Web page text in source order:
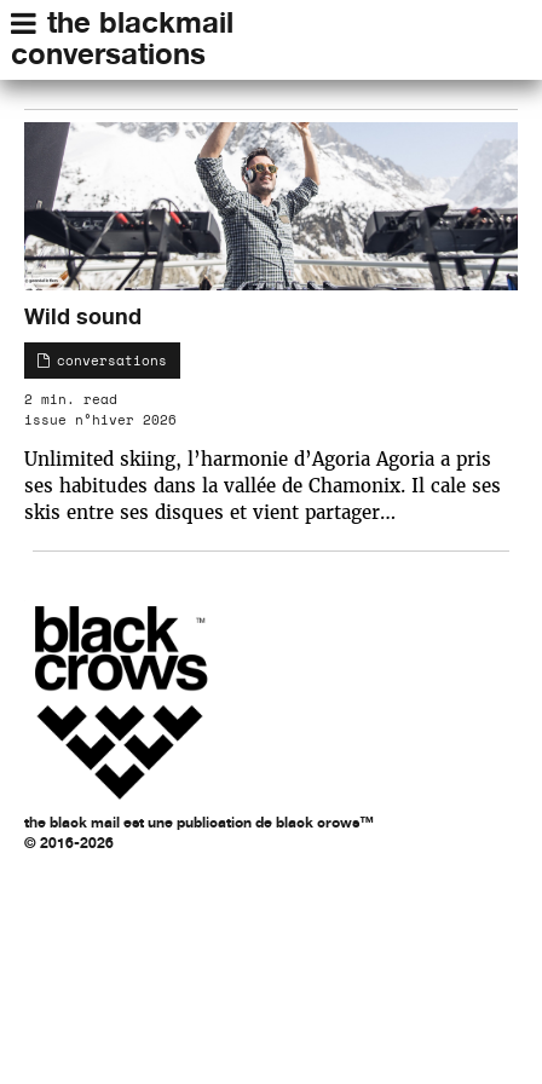
the blackmail
conversations
Wild sound
conversations
2 min. read
issue n°hiver 2026
Unlimited skiing, l’harmonie d’Agoria Agoria a pris
ses habitudes dans la vallée de Chamonix. Il cale ses
skis entre ses disques et vient partager…
the black mail est une publication de black crows™
© 2016-2026